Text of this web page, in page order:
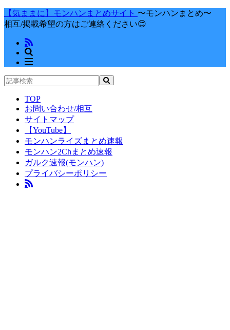
【気ままに】モンハンまとめサイト 〜モンハンまとめ〜
相互/掲載希望の方はご連絡ください😊
TOP
お問い合わせ/相互
サイトマップ
【YouTube】
モンハンライズまとめ速報
モンハン2Chまとめ速報
ガルク速報(モンハン)
プライバシーポリシー